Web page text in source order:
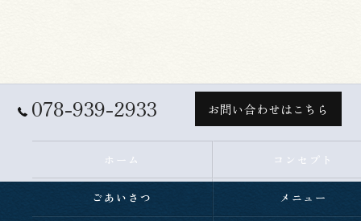
078-939-2933 お問い合わせはこちら
ホーム コンセプト
ごあいさつ メニュー